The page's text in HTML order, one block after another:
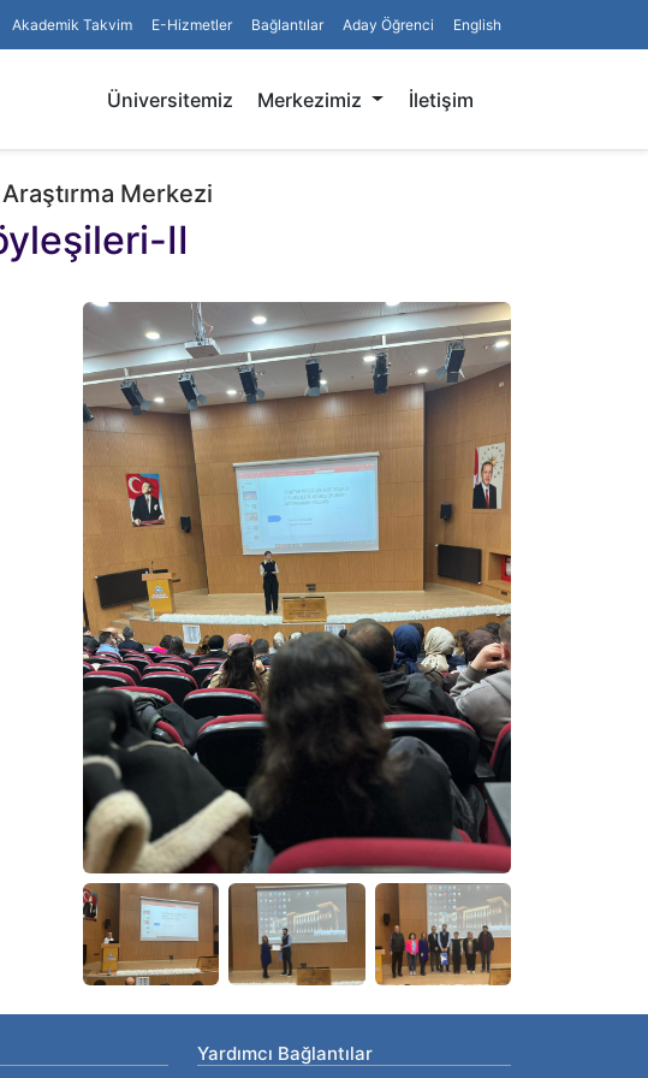
Akademik Takvim E-Hizmetler Bağlantılar Aday Öğrenci English
Üniversitemiz Merkezimiz İletişim
Merkezi
II
Yardımcı Bağlantılar